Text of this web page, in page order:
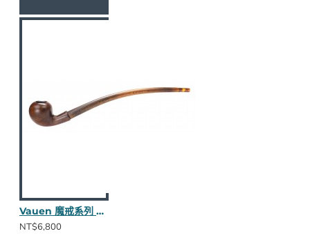
Vauen 魔戒系列 Friddo 長斗
NT$6,800